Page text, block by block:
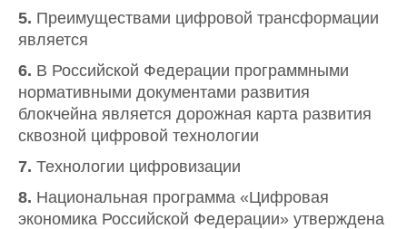
5. Преимуществами цифровой трансформации
является
6. В Российской Федерации программными
нормативными документами развития
блокчейна является дорожная карта развития
сквозной цифровой технологии
7. Технологии цифровизации
8. Национальная программа «Цифровая
экономика Российской Федерации» утверждена